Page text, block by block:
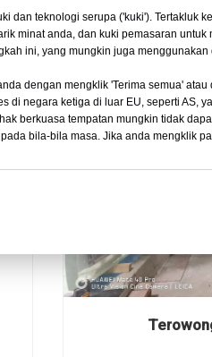
dan teknologi serupa ('kuki'). Tertakluk
minat anda, dan kuki pemasaran
ini, yang mungkin juga
dengan mengklik 'Terima semua'
di negara ketiga di luar EU, seperti AS,
berkuasa tempatan mungkin tidak
bila-bila masa. Jika anda mengklik